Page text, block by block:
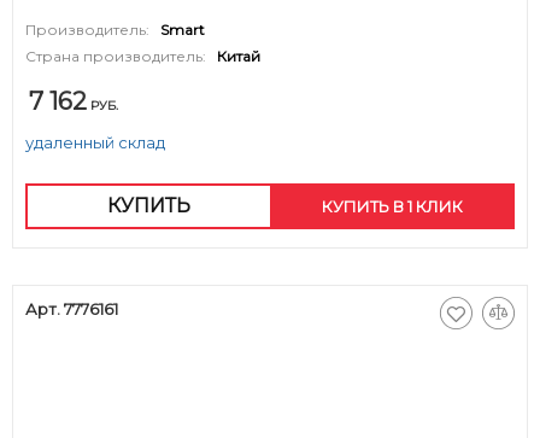
Производитель:
Smart
Страна производитель:
Китай
7 162 РУБ.
удаленный склад
КУПИТЬ КУПИТЬ В 1 КЛИК
Арт. 7776161